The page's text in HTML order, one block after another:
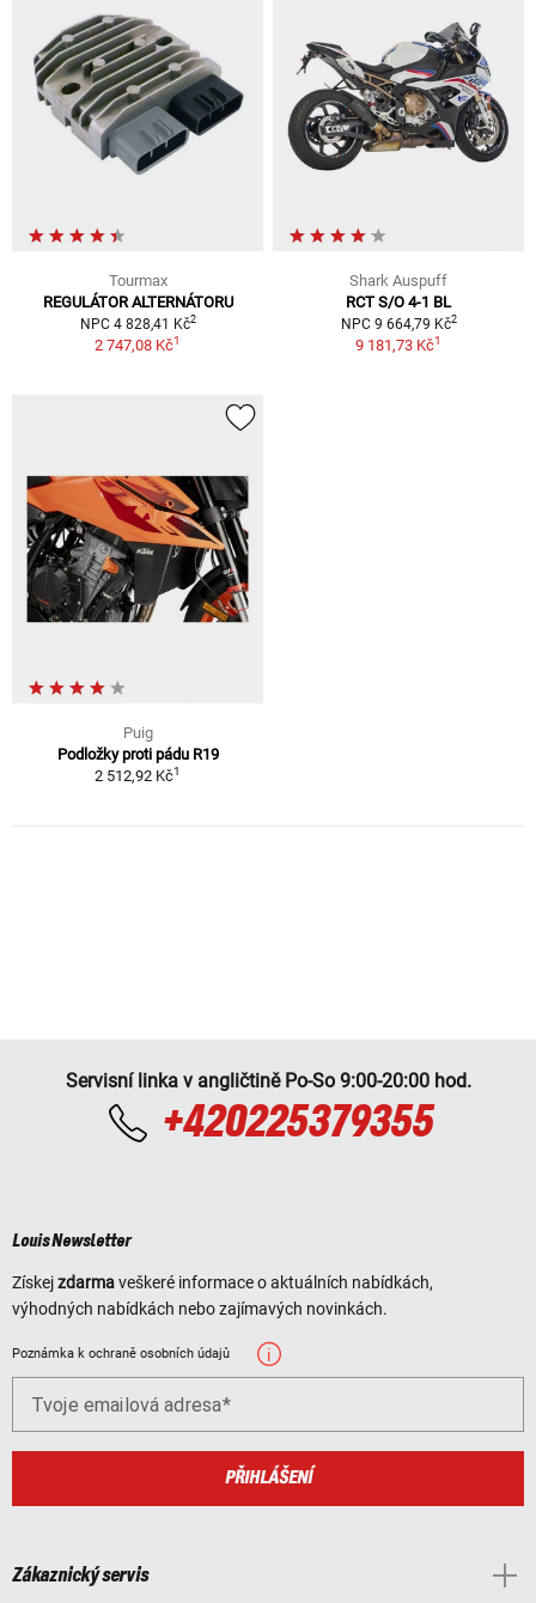
Tourmax
REGULÁTOR ALTERNÁTORU
NPC 4 828,41 Kč2
2 747,08 Kč1
Shark Auspuff
RCT S/O 4-1 BL
NPC 9 664,79 Kč2
9 181,73 Kč1
Puig
Podložky proti pádu R19
2 512,92 Kč1
Servisní linka v angličtině Po-So 9:00-20:00 hod.
+420225379355
Louis Newsletter
Získejzdarmaveškeré informace o aktuálních nabídkách,
výhodných nabídkách nebo zajímavých novinkách.
Poznámka k ochraně osobních údajů
Tvoje emailová adresa
PŘIHLÁŠENÍ
Zákaznický servis